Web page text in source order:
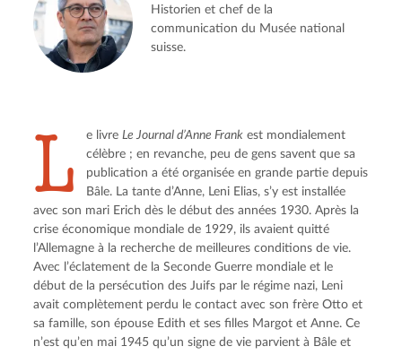
Historien et chef de la
communication du Musée national
suisse.
L e livre Le Journal d’Anne Frank est mondialement
célèbre ; en revanche, peu de gens savent que sa
publication a été organisée en grande partie depuis
Bâle. La tante d’Anne, Leni Elias, s’y est installée
avec son mari Erich dès le début des années 1930. Après la
crise économique mondiale de 1929, ils avaient quitté
l’Allemagne à la recherche de meilleures conditions de vie.
Avec l’éclatement de la Seconde Guerre mondiale et le
début de la persécution des Juifs par le régime nazi, Leni
avait complètement perdu le contact avec son frère Otto et
sa famille, son épouse Edith et ses filles Margot et Anne. Ce
n’est qu’en mai 1945 qu’un signe de vie parvient à Bâle et